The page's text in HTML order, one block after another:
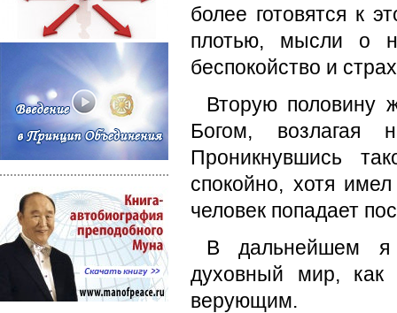
более готовятся к
плотью, мысли о
беспокойство и
Вторую половину
Богом,
Проникнувшись
спокойно, хотя
человек попадает
В дальнейшем я
духовный мир,
верующим.